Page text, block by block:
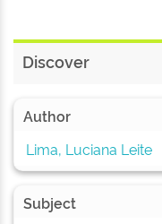
Discover
Author
Lima, Luciana Leite
Subject